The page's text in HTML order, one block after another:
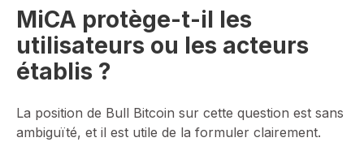
MiCA protège-t-il les
utilisateurs ou les acteurs
établis ?
La position de Bull Bitcoin sur cette question est sans
ambiguïté, et il est utile de la formuler clairement.